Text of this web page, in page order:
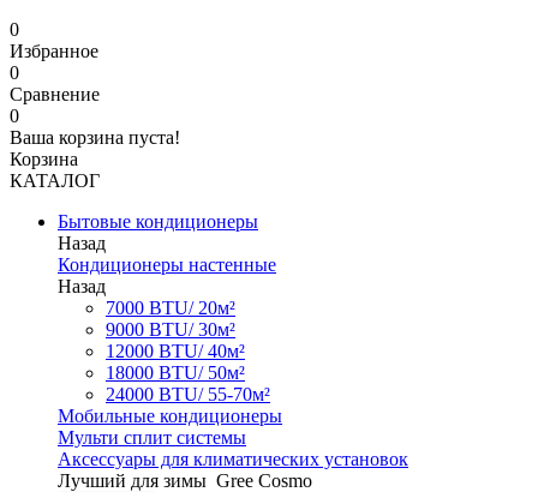
0
Избранное
0
Сравнение
0
Ваша корзина пуста!
Корзина
КАТАЛОГ
Бытовые кондиционеры
Назад
Кондиционеры настенные
Назад
7000 BTU/ 20м²
9000 BTU/ 30м²
12000 BTU/ 40м²
18000 BTU/ 50м²
24000 BTU/ 55-70м²
Мобильные кондиционеры
Мульти сплит системы
Аксессуары для климатических установок
Лучший для зимы Gree Cosmo